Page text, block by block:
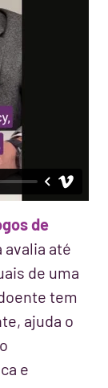
de
avalia até
de uma
tem
ajuda o
e